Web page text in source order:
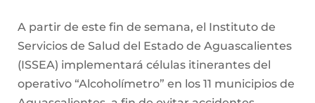
A partir de este fin de semana, el Instituto de
Servicios de Salud del Estado de Aguascalientes
(ISSEA) implementará células itinerantes del
operativo “Alcoholímetro” en los 11 municipios de